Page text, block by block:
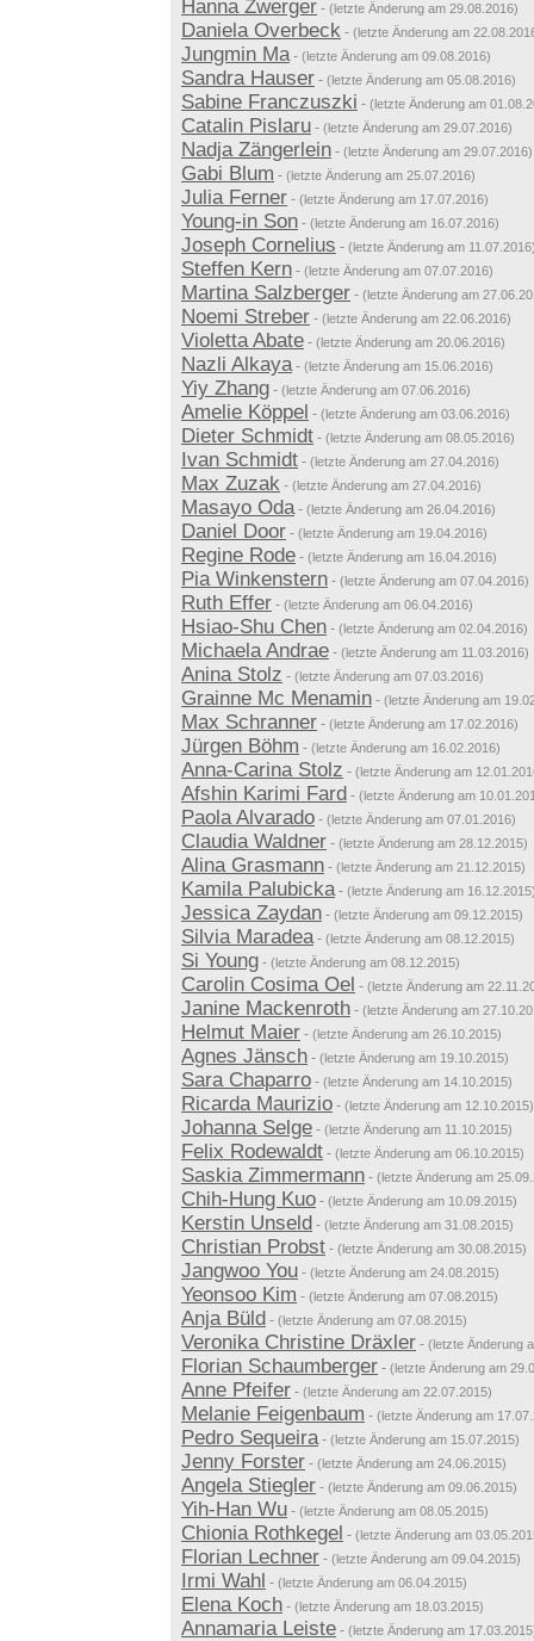
Hanna Zwerger - (letzte Änderung am 29.08.2016)
Daniela Overbeck - (letzte Änderung am
Jungmin Ma- (letzte Änderung am 09.08.2016)
Sandra Hauser - (letzte Änderung am 05.08.2016)
Sabine Franczuszki - (letzte Änderung am
Catalin Pislaru - (letzte Änderung am 29.07.2016)
Nadja Zängerlein - (letzte Änderung am 29.07.2016)
Gabi Blum - (letzte Änderung am 25.07.2016)
Julia Ferner - (letzte Änderung am 17.07.2016)
Young-in Son - (letzte Änderung am 16.07.2016)
Joseph Cornelius - (letzte Änderung am
Steffen Kern - (letzte Änderung am 07.07.2016)
Martina Salzberger - (letzte Änderung am
Noemi Streber - (letzte Änderung am 22.06.2016)
Violetta Abate - (letzte Änderung am 20.06.2016)
Nazli Alkaya- (letzte Änderung am 15.06.2016)
Yiy Zhang - (letzte Änderung am 07.06.2016)
Amelie Köppel - (letzte Änderung am 03.06.2016)
Dieter Schmidt - (letzte Änderung am 08.05.2016)
Ivan Schmidt - (letzte Änderung am 27.04.2016)
Max Zuzak - (letzte Änderung am 27.04.2016)
Masayo Oda- (letzte Änderung am 26.04.2016)
Daniel Door - (letzte Änderung am 19.04.2016)
Regine Rode - (letzte Änderung am 16.04.2016)
Pia Winkenstern - (letzte Änderung am 07.04.2016)
Ruth Effer - (letzte Änderung am 06.04.2016)
Hsiao-Shu Chen - (letzte Änderung am 02.04.2016)
Michaela Andrae - (letzte Änderung am 11.03.2016)
Anina Stolz - (letzte Änderung am 07.03.2016)
Grainne Mc Menamin - (letzte Änderung am
Max Schranner - (letzte Änderung am 17.02.2016)
Jürgen Böhm - (letzte Änderung am 16.02.2016)
Anna-Carina Stolz - (letzte Änderung am
Afshin Karimi Fard - (letzte Änderung am
Paola Alvarado - (letzte Änderung am 07.01.2016)
Claudia Waldner - (letzte Änderung am 28.12.2015)
Alina Grasmann - (letzte Änderung am 21.12.2015)
Kamila Palubicka- (letzte Änderung am
Jessica Zaydan - (letzte Änderung am 09.12.2015)
Silvia Maradea- (letzte Änderung am 08.12.2015)
Si Young - (letzte Änderung am 08.12.2015)
Carolin Cosima Oel - (letzte Änderung am
Janine Mackenroth - (letzte Änderung am
Helmut Maier - (letzte Änderung am 26.10.2015)
Agnes Jänsch - (letzte Änderung am 19.10.2015)
Sara Chaparro - (letzte Änderung am 14.10.2015)
Ricarda Maurizio - (letzte Änderung am 12.10.2015)
Johanna Selge - (letzte Änderung am 11.10.2015)
Felix Rodewaldt - (letzte Änderung am 06.10.2015)
Saskia Zimmermann - (letzte Änderung am
Chih-Hung Kuo - (letzte Änderung am 10.09.2015)
Kerstin Unseld - (letzte Änderung am 31.08.2015)
Christian Probst - (letzte Änderung am 30.08.2015)
Jangwoo You - (letzte Änderung am 24.08.2015)
Yeonsoo Kim - (letzte Änderung am 07.08.2015)
Anja Büld - (letzte Änderung am 07.08.2015)
Veronika Christine Dräxler - (letzte Änderung
Florian Schaumberger - (letzte Änderung am
Anne Pfeifer - (letzte Änderung am 22.07.2015)
Melanie Feigenbaum - (letzte Änderung am
Pedro Sequeira- (letzte Änderung am 15.07.2015)
Jenny Forster - (letzte Änderung am 24.06.2015)
Angela Stiegler - (letzte Änderung am 09.06.2015)
Yih-Han Wu - (letzte Änderung am 08.05.2015)
Chionia Rothkegel - (letzte Änderung am
Florian Lechner - (letzte Änderung am 09.04.2015)
Irmi Wahl - (letzte Änderung am 06.04.2015)
Elena Koch - (letzte Änderung am 18.03.2015)
Annamaria Leiste - (letzte Änderung am